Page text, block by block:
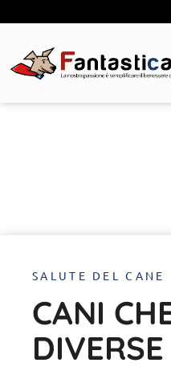
SALUTE DEL CANE
CANI
DIVERSE